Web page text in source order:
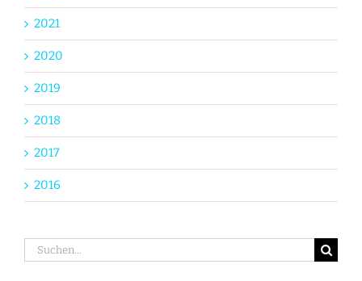
2021
2020
2019
2018
2017
2016
Suche
nach: